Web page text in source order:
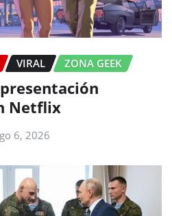
VIRAL ZONA GEEK
Netflix
6, 2026